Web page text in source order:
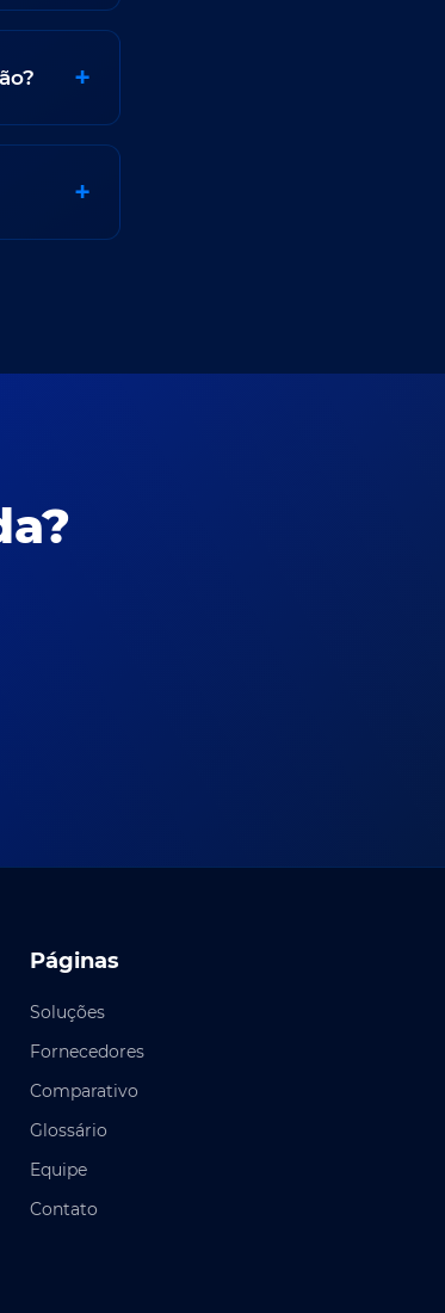
Páginas
Soluções
Fornecedores
Comparativo
Glossário
Equipe
Contato